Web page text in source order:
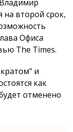
на второй срок,
Офиса
The Times.
и
как
отменено